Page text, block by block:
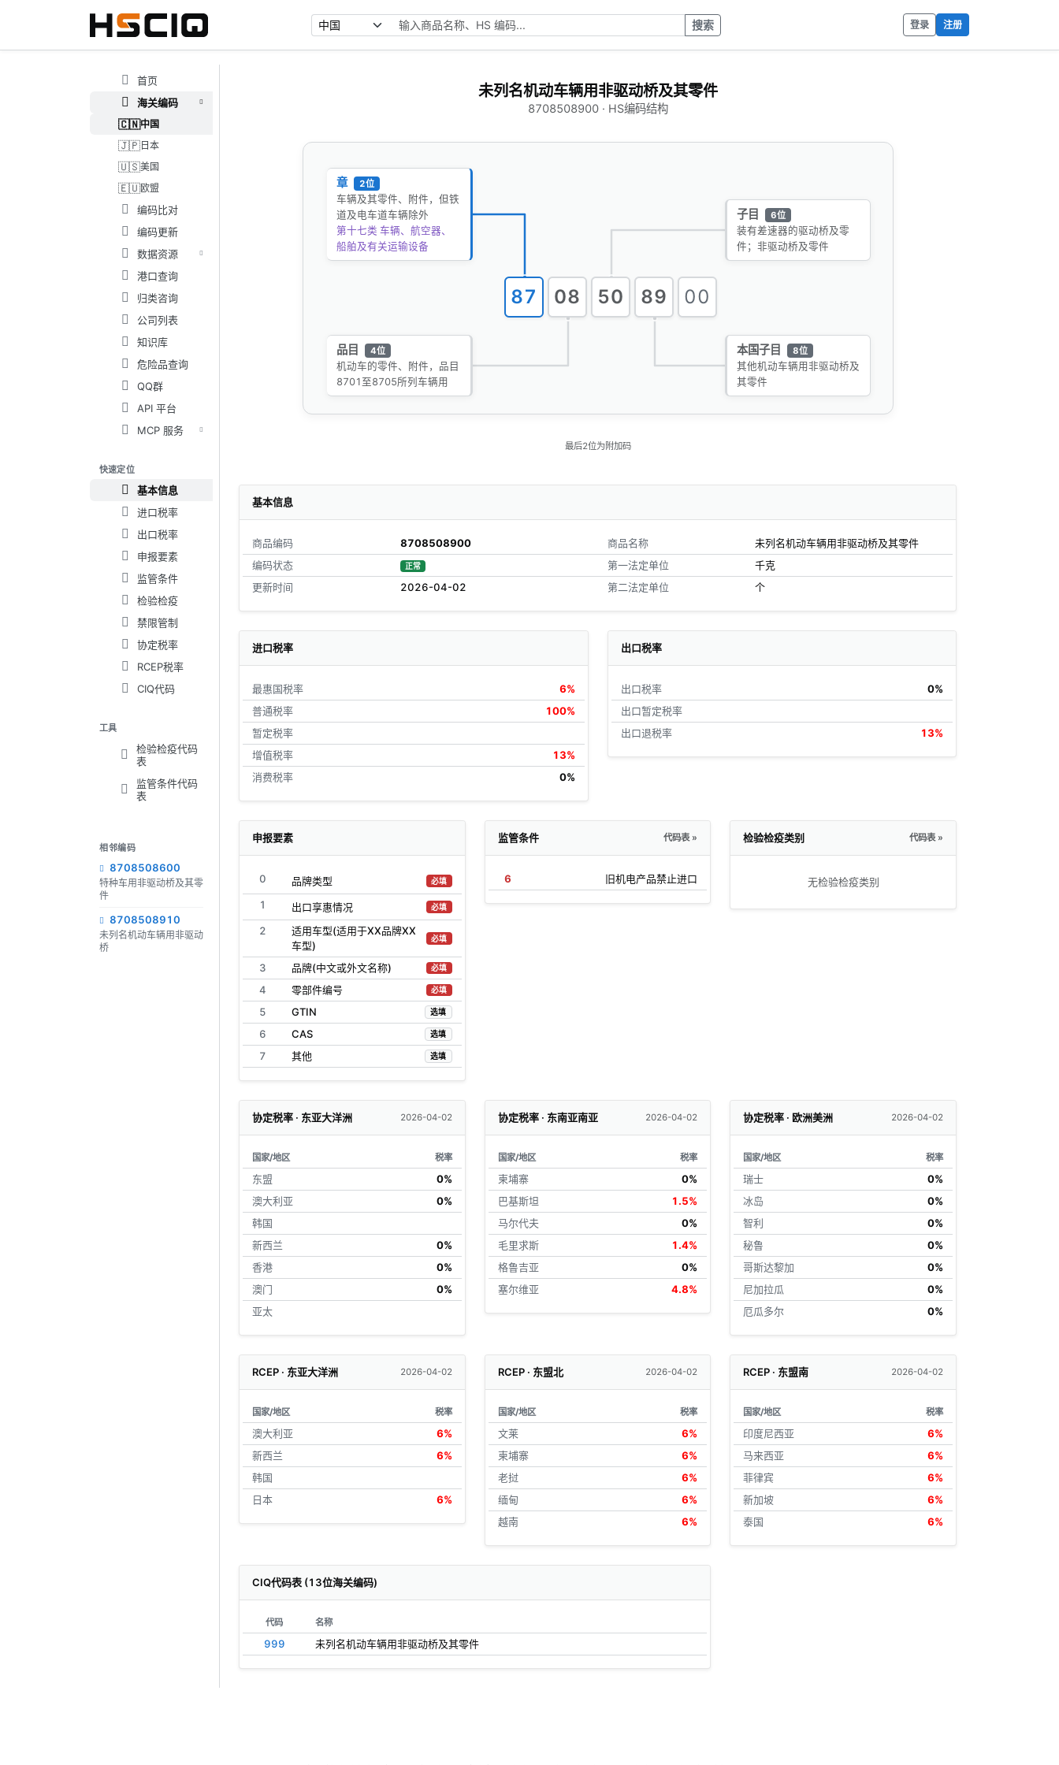
搜索 登录 注册
首页
海关编码
🇨🇳中国
🇯🇵 日本
🇺🇸美国
🇪🇺欧盟
编码比对
编码更新
数据资源
港口查询
归类咨询
公司列表
知识库
危险品查询
QQ群
API 平台
MCP 服务
快速定位
基本信息
进口税率
出口税率
申报要素
监管条件
检验检疫
禁限管制
协定税率
RCEP税率
CIQ代码
工具
检验检疫代码
表
监管条件代码
表
相邻编码
8708508600
特种车用非驱动桥及其零
件
8708508910
未列名机动车辆用非驱动
桥
未列名机动车辆用非驱动桥及其零件
8708508900 · HS编码结构
87 08 50 89 00
章 2位
车辆及其零件、附件，但铁
道及电车道车辆除外
第十七类 车辆、航空器、
船舶及有关运输设备
品目 4位
机动车的零件、附件，品目
8701至8705所列车辆用
子目 6位
装有差速器的驱动桥及零
件；非驱动桥及零件
本国子目 8位
其他机动车辆用非驱动桥及
其零件
最后2位为附加码
基本信息
商品编码
8708508900
编码状态
正常
更新时间 2026-04-02
商品名称
未列名机动车辆用非驱动桥及其零件
第一法定单位
千克
第二法定单位
个
进口税率
最惠国税率
6%
普通税率
100%
暂定税率
增值税率
13%
消费税率
0%
出口税率
出口税率
0%
出口暂定税率
出口退税率
13%
申报要素
0 品牌类型 必填
1 出口享惠情况 必填
2
适用车型(适用于XX品牌XX
车型)
必填
3 品牌(中文或外文名称) 必填
4 零部件编号 必填
5 GTIN 选填
6 CAS 选填
7 其他 选填
监管条件 代码表 »
6 旧机电产品禁止进口
检验检疫类别 代码表 »
无检验检疫类别
协定税率 · 东亚大洋洲 2026-04-02
国家/地区 税率
东盟
0%
澳大利亚
0%
韩国
新西兰
0%
香港
0%
澳门
0%
亚太
协定税率 · 东南亚南亚 2026-04-02
国家/地区 税率
柬埔寨
0%
巴基斯坦
1.5%
马尔代夫
0%
毛里求斯
1.4%
格鲁吉亚
0%
塞尔维亚
4.8%
协定税率 · 欧洲美洲 2026-04-02
国家/地区 税率
瑞士
0%
冰岛
0%
智利
0%
秘鲁
0%
哥斯达黎加
0%
尼加拉瓜
0%
厄瓜多尔
0%
RCEP · 东亚大洋洲 2026-04-02
国家/地区 税率
澳大利亚
6%
新西兰
6%
韩国
日本
6%
RCEP · 东盟北 2026-04-02
国家/地区 税率
文莱
6%
柬埔寨
6%
老挝
6%
缅甸
6%
越南
6%
RCEP · 东盟南 2026-04-02
国家/地区 税率
印度尼西亚
6%
马来西亚
6%
菲律宾
6%
新加坡
6%
泰国
6%
CIQ代码表 (13位海关编码)
代码 名称
999 未列名机动车辆用非驱动桥及其零件